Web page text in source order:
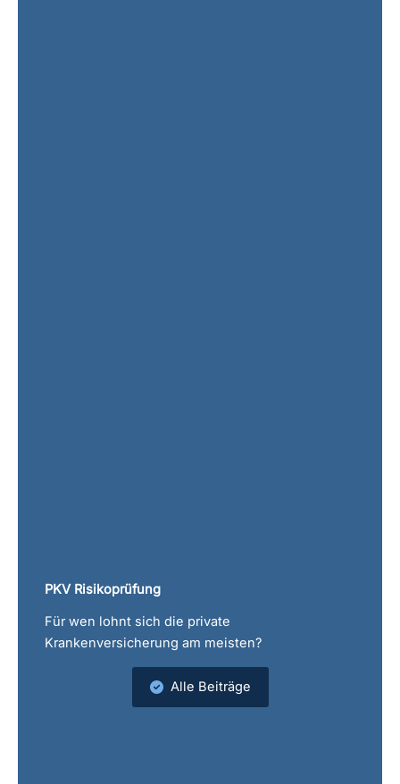
PKV Risikoprüfung
Für wen lohnt sich die private
Krankenversicherung am meisten?
Alle Beiträge